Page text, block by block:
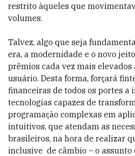
restrito àqueles que
volumes.
Talvez, algo que seja
era, a modernidade e o novo
prêmios cada vez mais
usuário. Desta forma, forçará
financeiras de todos os portes a
tecnologias capazes de
programação complexas em
intuitivos, que atendam as
brasileiros, na hora de realizar
inclusive de câmbio – o assunto